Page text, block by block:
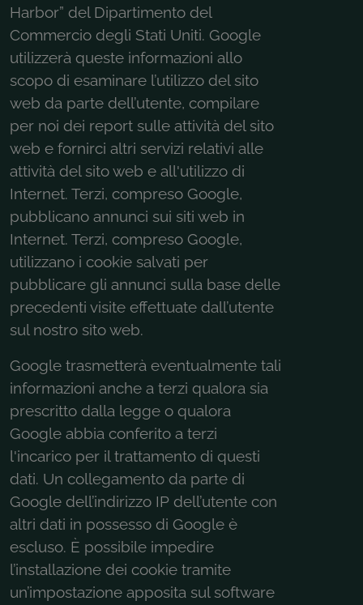
Harbor” del Dipartimento del
Commercio degli Stati Uniti. Google
utilizzerà queste informazioni allo
scopo di esaminare l’utilizzo del sito
web da parte dell’utente, compilare
per noi dei report sulle attività del sito
web e fornirci altri servizi relativi alle
attività del sito web e all'utilizzo di
Internet. Terzi, compreso Google,
pubblicano annunci sui siti web in
Internet. Terzi, compreso Google,
utilizzano i cookie salvati per
pubblicare gli annunci sulla base delle
precedenti visite effettuate dall’utente
sul nostro sito web.
Google trasmetterà eventualmente tali
informazioni anche a terzi qualora sia
prescritto dalla legge o qualora
Google abbia conferito a terzi
l'incarico per il trattamento di questi
dati. Un collegamento da parte di
Google dell’indirizzo IP dell’utente con
altri dati in possesso di Google è
escluso. È possibile impedire
l’installazione dei cookie tramite
un’impostazione apposita sul software